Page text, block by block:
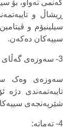
گەنمی تەواو، بۆ
ڕیشاڵ و
سیلینیۆم و ڤیتامین
سییەکان دەکەن.
3- سەوزەی گەڵای
سەوزەی وەک
تایبەتمەندی
شێرپەنجەی
4- تەماتە: